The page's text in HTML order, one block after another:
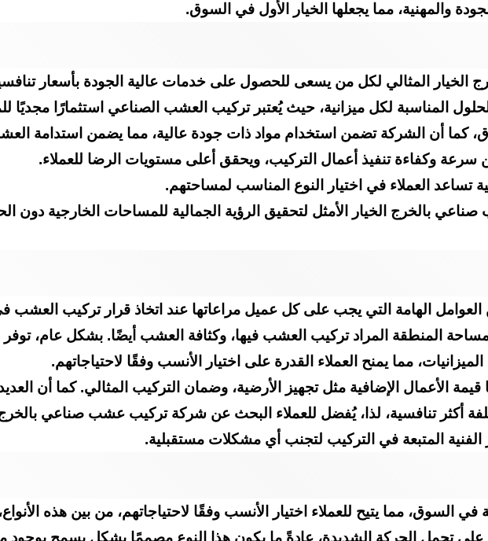
والمهنية، مما يجعلها الخيار الأول في السوق.
المثالي لكل من يسعى للحصول على خدمات عالية الجودة بأسعار
المناسبة لكل ميزانية، حيث يُعتبر تركيب العشب الصناعي استثمارًا مجديًا
كما أن الشركة تضمن استخدام مواد ذات جودة عالية، مما يضمن استدامة
وكفاءة تنفيذ أعمال التركيب، ويحقق أعلى مستويات الرضا للعملاء.
العملاء في اختيار النوع المناسب لمساحتهم.
بالخرج الخيار الأمثل لتحقيق الرؤية الجمالية للمساحات الخارجية دون
الهامة التي يجب على كل عميل مراعاتها عند اتخاذ قرار تركيب العشب
المنطقة المراد تركيب العشب فيها، وكثافة العشب أيضًا. بشكل عام،
مما يمنح العملاء القدرة على اختيار الأنسب وفقًا لاحتياجاتهم.
الأعمال الإضافية مثل تجهيز الأرضية، وضمان التركيب المثالي. كما أن
أكثر تنافسية، لذا، يُفضل للعملاء البحث عن شركة تركيب عشب صناعي
الفنية المتبعة في التركيب لتجنب أي مشكلات مستقبلية.
في السوق، مما يتيح للعملاء اختيار الأنسب وفقًا لاحتياجاتهم، من بين هذه
على تحمل الحركة الشديدة، عادةً ما يكون هذا النوع مصممًا بشكل يسمح بوجود